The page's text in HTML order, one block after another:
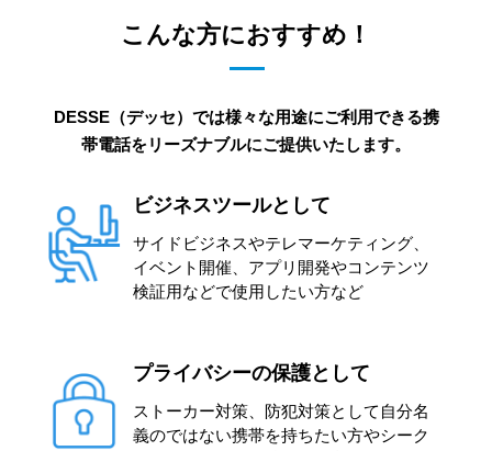
こんな方におすすめ！
DESSE（デッセ）では様々な用途にご利用できる携
帯電話をリーズナブルにご提供いたします。
ビジネスツールとして
サイドビジネスやテレマーケティング、
イベント開催、アプリ開発やコンテンツ
検証用などで使用したい方など
プライバシーの保護として
ストーカー対策、防犯対策として自分名
義のではない携帯を持ちたい方やシーク